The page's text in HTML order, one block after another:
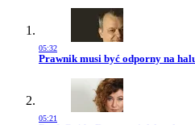
05:32
Przejdź do artykułu:
Prawnik musi być odporny na
05:21